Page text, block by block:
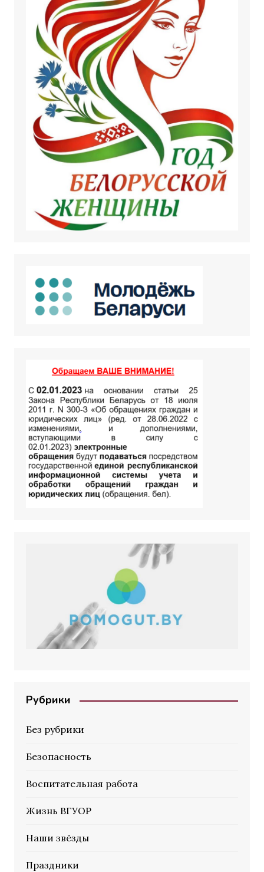
Рубрики
Без рубрики
Безопасность
Воспитательная работа
Жизнь ВГУОР
Наши звёзды
Праздники